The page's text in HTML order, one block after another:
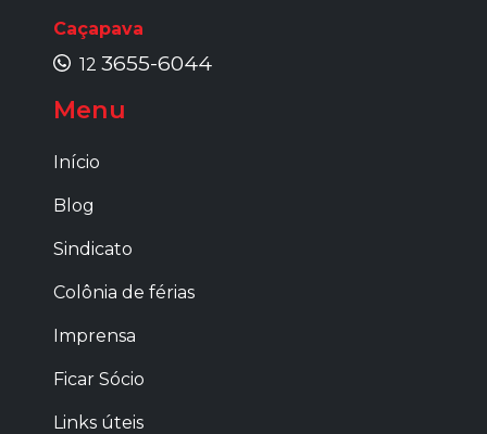
Caçapava
123655-6044
Menu
Início
Blog
Sindicato
Colônia de férias
Imprensa
Ficar Sócio
Links úteis